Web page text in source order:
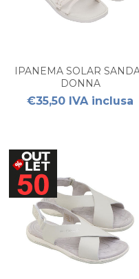
IPANEMA SOLAR
DONNA
€35,50 IVA inclusa